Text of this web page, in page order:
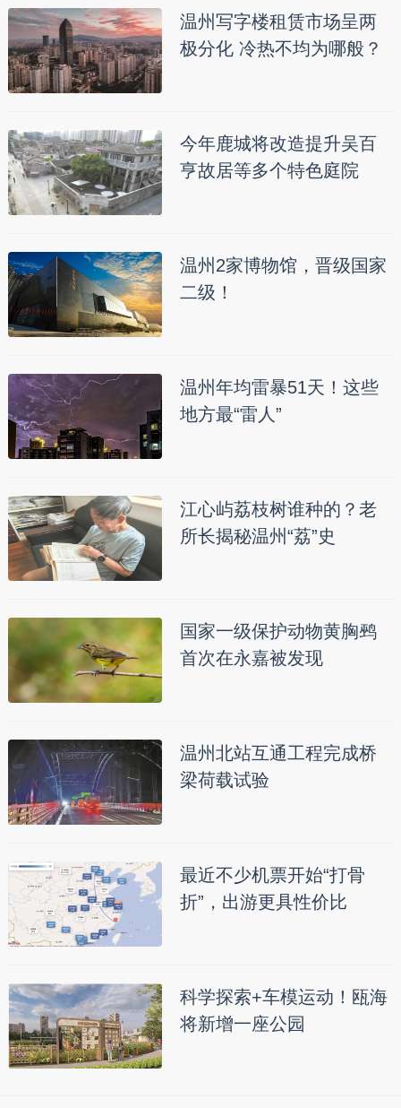
温州写字楼租赁市场呈两
极分化 冷热不均为哪般？
今年鹿城将改造提升吴百
亨故居等多个特色庭院
温州2家博物馆，晋级国家
二级！
温州年均雷暴51天！这些
地方最“雷人”
江心屿荔枝树谁种的？老
所长揭秘温州“荔”史
国家一级保护动物黄胸鹀
首次在永嘉被发现
温州北站互通工程完成桥
梁荷载试验
最近不少机票开始“打骨
折”，出游更具性价比
科学探索+车模运动！瓯海
将新增一座公园